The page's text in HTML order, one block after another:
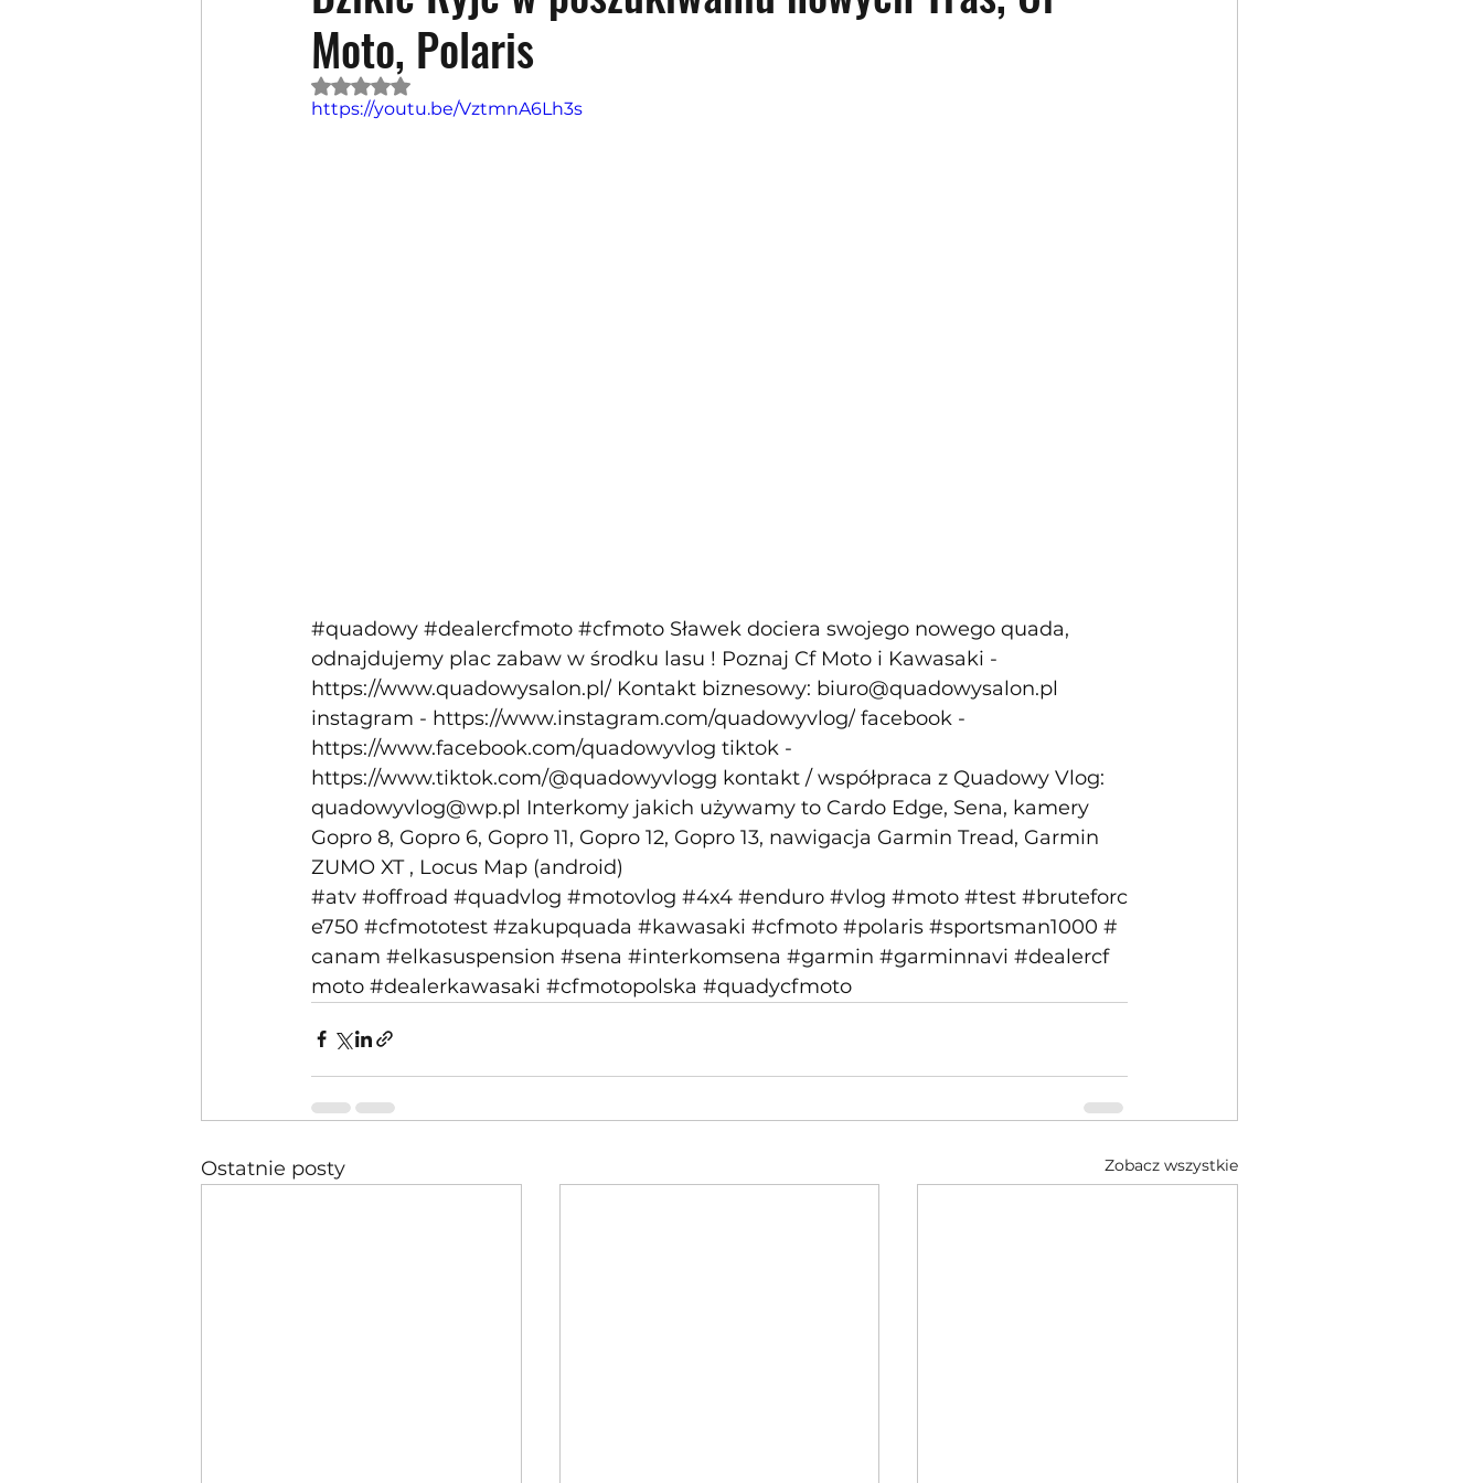
Moto, Polaris
Oceniono na NaN z 5 gwiazdek.
https://youtu.be/VztmnA6Lh3s
#quadowy #dealercfmoto #cfmoto Sławek dociera swojego nowego quada,
odnajdujemy plac zabaw w środku lasu ! Poznaj Cf Moto i Kawasaki -
https://www.quadowysalon.pl/ Kontakt biznesowy: biuro@quadowysalon.pl
instagram - https://www.instagram.com/quadowyvlog/ facebook -
https://www.facebook.com/quadowyvlog tiktok -
https://www.tiktok.com/@quadowyvlogg kontakt / współpraca z Quadowy Vlog:
quadowyvlog@wp.pl Interkomy jakich używamy to Cardo Edge, Sena, kamery
Gopro 8, Gopro 6, Gopro 11, Gopro 12, Gopro 13, nawigacja Garmin Tread, Garmin
ZUMO XT , Locus Map (android)
#atv #offroad #quadvlog #motovlog #4x4 #enduro #vlog #moto #test #bruteforc
e750 #cfmototest #zakupquada #kawasaki #cfmoto #polaris #sportsman1000 #
canam #elkasuspension #sena #interkomsena #garmin #garminnavi #dealercf
moto #dealerkawasaki #cfmotopolska #quadycfmoto
Ostatnie posty Zobacz wszystkie